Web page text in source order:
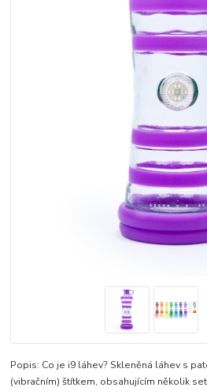
Popis: Co je i9 láhev? Skleněná láhev s
(vibračním) štítkem, obsahujícím několik